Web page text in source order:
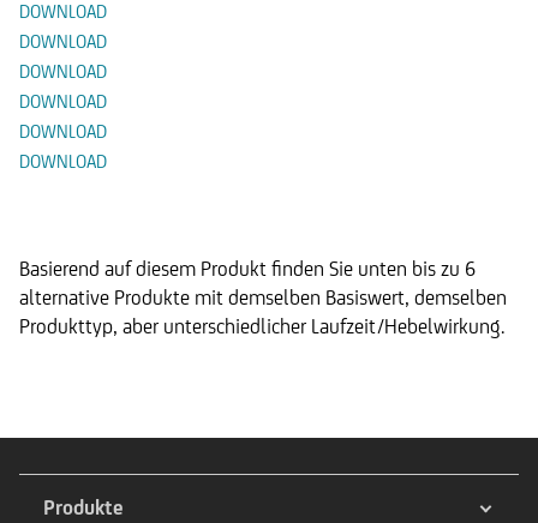
DOWNLOAD
DOWNLOAD
DOWNLOAD
DOWNLOAD
DOWNLOAD
DOWNLOAD
Basierend auf diesem Produkt finden Sie unten bis zu 6
alternative Produkte mit demselben Basiswert, demselben
Produkttyp, aber unterschiedlicher Laufzeit/Hebelwirkung.
Produkte